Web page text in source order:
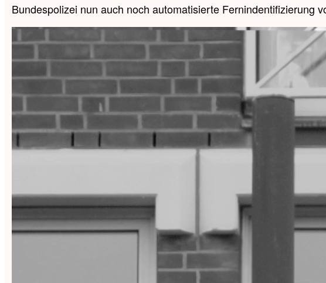
Bundespolizei nun auch noch automatisierte Fernindentifizierung